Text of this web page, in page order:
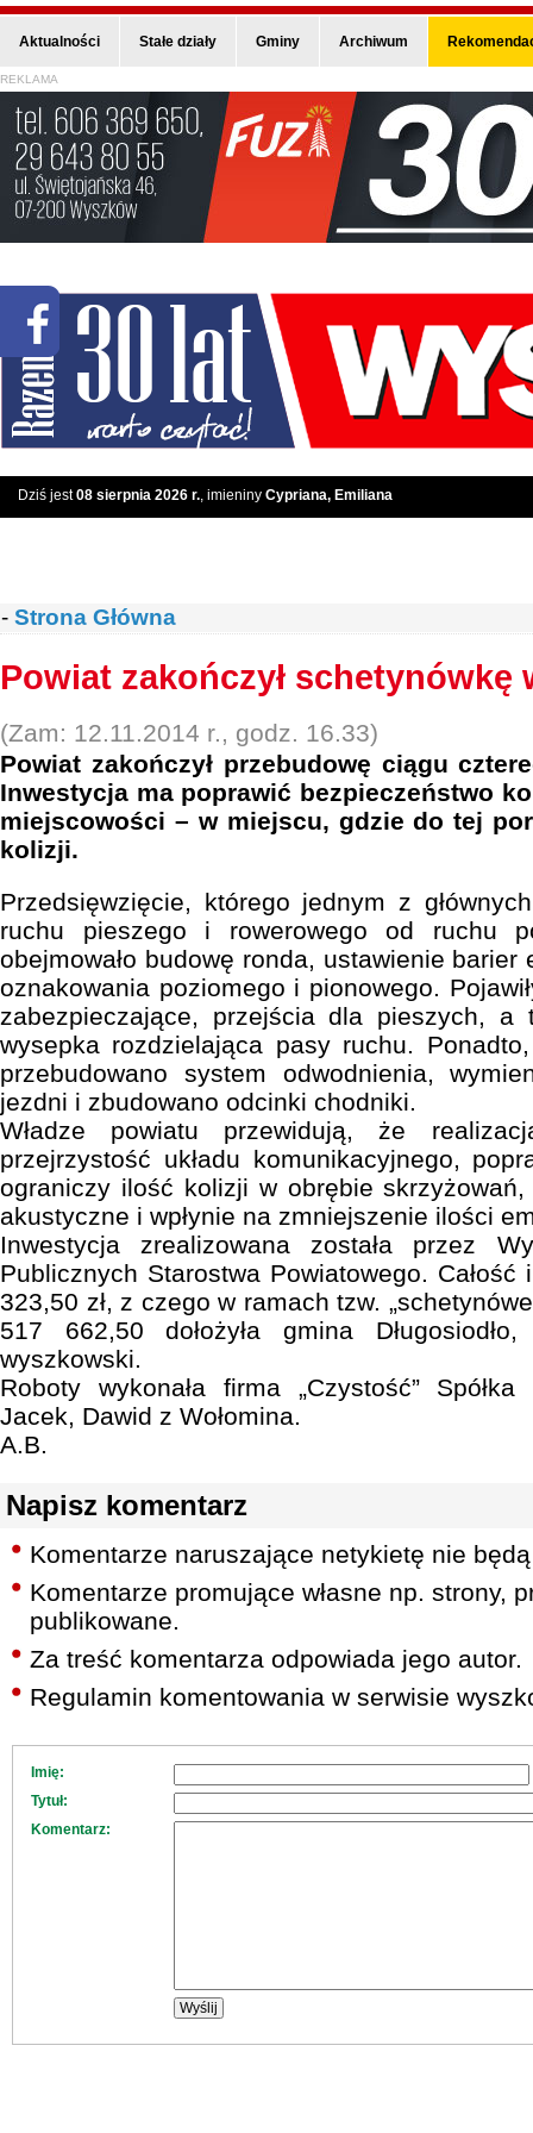
Aktualności Stałe działy Gminy Archiwum
REKLAMA
Dziś jest08 sierpnia 2026 r., imieniny Cypriana, Emiliana
- Strona Główna
Powiat zakończył schetynówkę
(Zam: 12.11.2014 r., godz. 16.33)
Powiat zakończył przebudowę ciągu
Inwestycja ma poprawić bezpieczeństwo
miejscowości – w miejscu, gdzie do tej
kolizji.
Przedsięwzięcie, którego jednym z
ruchu pieszego i rowerowego od ruchu
obejmowało budowę ronda, ustawienie barier
oznakowania poziomego i pionowego.
zabezpieczające, przejścia dla pieszych, a
wysepka rozdzielająca pasy ruchu.
przebudowano system odwodnienia,
jezdni i zbudowano odcinki chodniki.
Władze powiatu przewidują, że
przejrzystość układu komunikacyjnego,
ograniczy ilość kolizji w obrębie
akustyczne i wpłynie na zmniejszenie ilości
Inwestycja zrealizowana została przez
Publicznych Starostwa Powiatowego. Całość
323,50 zł, z czego w ramach tzw.
517 662,50 dołożyła gmina
wyszkowski.
Roboty wykonała firma „Czystość”
Jacek, Dawid z Wołomina.
A.B.
Napisz komentarz
Komentarze naruszające netykietę nie
Komentarze promujące własne np. strony,
publikowane.
Za treść komentarza odpowiada jego autor.
Regulamin komentowania w serwisie
Imię:
Tytuł:
Komentarz: